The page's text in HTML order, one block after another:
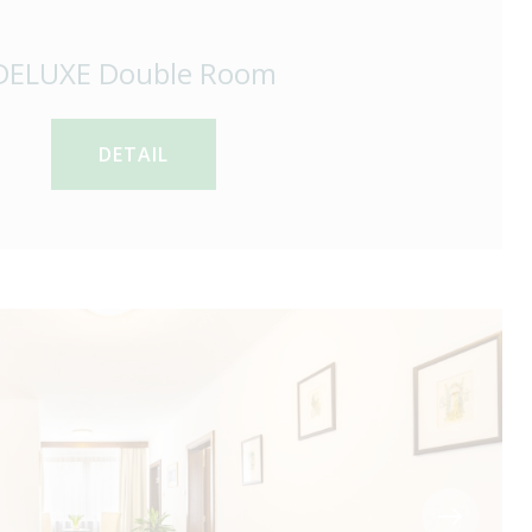
Double Room
DETAIL